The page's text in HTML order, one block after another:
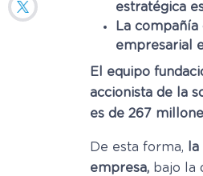
estratégica
La
empresarial
El equipo
accionista de la
es de 267
De esta forma,
empresa, bajo la